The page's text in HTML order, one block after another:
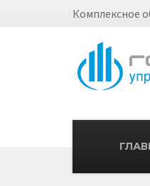
Комплексное